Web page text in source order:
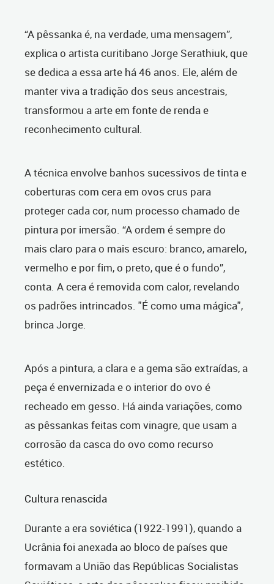
“A pêssanka é, na verdade, uma mensagem”,
explica o artista curitibano Jorge Serathiuk, que
se dedica a essa arte há 46 anos. Ele, além de
manter viva a tradição dos seus ancestrais,
transformou a arte em fonte de renda e
reconhecimento cultural.
A técnica envolve banhos sucessivos de tinta e
coberturas com cera em ovos crus para
proteger cada cor, num processo chamado de
pintura por imersão. “A ordem é sempre do
mais claro para o mais escuro: branco, amarelo,
vermelho e por fim, o preto, que é o fundo”,
conta. A cera é removida com calor, revelando
os padrões intrincados. "É como uma mágica",
brinca Jorge.
Após a pintura, a clara e a gema são extraídas, a
peça é envernizada e o interior do ovo é
recheado em gesso. Há ainda variações, como
as pêssankas feitas com vinagre, que usam a
corrosão da casca do ovo como recurso
estético.
Cultura renascida
Durante a era soviética (1922-1991), quando a
Ucrânia foi anexada ao bloco de países que
formavam a União das Repúblicas Socialistas